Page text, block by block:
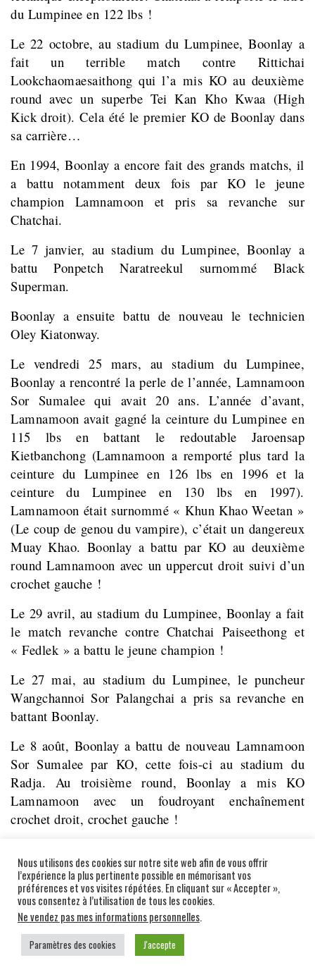
du Lumpinee en 122 lbs !
Le 22 octobre, au stadium du Lumpinee, Boonlay a
fait un terrible match contre Rittichai
Lookchaomaesaithong qui l’a mis KO au deuxième
round avec un superbe Tei Kan Kho Kwaa (High
Kick droit). Cela été le premier KO de Boonlay dans
sa carrière…
En 1994, Boonlay a encore fait des grands matchs, il
a battu notamment deux fois par KO le jeune
champion Lamnamoon et pris sa revanche sur
Chatchai.
Le 7 janvier, au stadium du Lumpinee, Boonlay a
battu Ponpetch Naratreekul surnommé Black
Superman.
Boonlay a ensuite battu de nouveau le technicien
Oley Kiatonway.
Le vendredi 25 mars, au stadium du Lumpinee,
Boonlay a rencontré la perle de l’année, Lamnamoon
Sor Sumalee qui avait 20 ans. L’année d’avant,
Lamnamoon avait gagné la ceinture du Lumpinee en
115 lbs en battant le redoutable Jaroensap
Kietbanchong (Lamnamoon a remporté plus tard la
ceinture du Lumpinee en 126 lbs en 1996 et la
ceinture du Lumpinee en 130 lbs en 1997).
Lamnamoon était surnommé « Khun Khao Weetan »
(Le coup de genou du vampire), c’était un dangereux
Muay Khao. Boonlay a battu par KO au deuxième
round Lamnamoon avec un uppercut droit suivi d’un
crochet gauche !
Le 29 avril, au stadium du Lumpinee, Boonlay a fait
le match revanche contre Chatchai Paiseethong et
« Fedlek » a battu le jeune champion !
Le 27 mai, au stadium du Lumpinee, le puncheur
Wangchannoi Sor Palangchai a pris sa revanche en
battant Boonlay.
Le 8 août, Boonlay a battu de nouveau Lamnamoon
Sor Sumalee par KO, cette fois-ci au stadium du
Radja. Au troisième round, Boonlay a mis KO
Lamnamoon avec un foudroyant enchaînement
crochet droit, crochet gauche !
défié le merveilleux champion Silapathai Jockygym
(19 ans) dans son fief du Radja. Silapathai était
surnommé « Jomsopklap » (Le coup de coude
retourné fatal), il venait de ravir, trois mois
auparavant, la ceinture du Radja en 122 lbs au
légendaire Chamophet Ha Phalang. Silapathai avait
Nous utilisons des cookies sur notre site web afin de vous offrir
l’expérience la plus pertinente possible en mémorisant vos
préférences et vos visites répétées. En cliquant sur « Accepter »,
vous consentez à l’utilisation de tous les cookies.
Ne vendez pas mes informations personnelles.
Paramètres des cookies J'accepte